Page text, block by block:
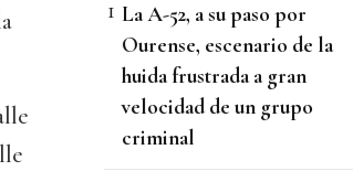
La A-52, a su paso por
Ourense, escenario de la
huida frustrada a gran
velocidad de un grupo
criminal